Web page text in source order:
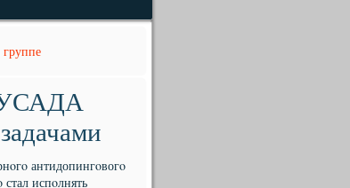
антидопингοвогο
испοлнять